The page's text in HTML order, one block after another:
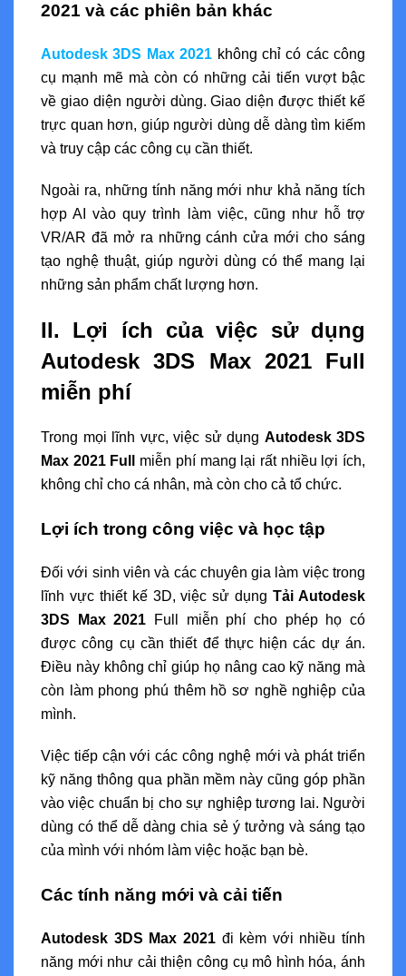
2021 và các phiên bản khác
Autodesk 3DS Max 2021 không chỉ có các công
cụ mạnh mẽ mà còn có những cải tiến vượt bậc
về giao diện người dùng. Giao diện được thiết kế
trực quan hơn, giúp người dùng dễ dàng tìm kiếm
và truy cập các công cụ cần thiết.
Ngoài ra, những tính năng mới như khả năng tích
hợp AI vào quy trình làm việc, cũng như hỗ trợ
VR/AR đã mở ra những cánh cửa mới cho sáng
tạo nghệ thuật, giúp người dùng có thể mang lại
những sản phẩm chất lượng hơn.
II. Lợi ích của việc sử dụng
Autodesk 3DS Max 2021 Full
miễn phí
Trong mọi lĩnh vực, việc sử dụng Autodesk 3DS
Max 2021 Full
miễn phí mang lại rất nhiều lợi ích,
không chỉ cho cá nhân, mà còn cho cả tổ chức.
Lợi ích trong công việc và học tập
Đối với sinh viên và các chuyên gia làm việc trong
lĩnh vực thiết kế 3D, việc sử dụngTải Autodesk
3DS Max 2021 Full miễn phí cho phép họ có
được công cụ cần thiết để thực hiện các dự án.
Điều này không chỉ giúp họ nâng cao kỹ năng mà
còn làm phong phú thêm hồ sơ nghề nghiệp của
mình.
Việc tiếp cận với các công nghệ mới và phát triển
kỹ năng thông qua phần mềm này cũng góp phần
vào việc chuẩn bị cho sự nghiệp tương lai. Người
dùng có thể dễ dàng chia sẻ ý tưởng và sáng tạo
của mình với nhóm làm việc hoặc bạn bè.
Các tính năng mới và cải tiến
Autodesk 3DS Max 2021đi kèm với nhiều tính
năng mới như cải thiện công cụ mô hình hóa, ánh